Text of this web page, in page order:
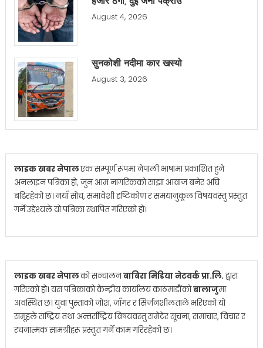
August 4, 2026
सुनकोशी नदीमा कार खस्यो
August 3, 2026
लाइक खबर नेपालएक सम्पूर्ण रूपमा नेपाली भाषामा प्रकाशित हुने
अनलाइन पत्रिका हो, जुन आम नागरिकको साझा आवाज बनेर अघि
बढिरहेको छ। नयाँ सोच, समावेशी दृष्टिकोण र समयानुकूल विषयवस्तु प्रस्तुत
गर्ने उद्देश्यले यो पत्रिका स्थापित गरिएको हो।
लाइक खबर नेपालको सञ्चालनबाबिरा मिडिया नेटवर्क प्रा.लि.द्वारा
गरिएको हो। यस पत्रिकाको केन्द्रीय कार्यालय काठमाडौंकोबालाजुमा
अवस्थित छ। युवा पुस्ताको जोश, जाँगर र सिर्जनशीलताले भरिएको यो
समूहले राष्ट्रिय तथा अन्तर्राष्ट्रिय विषयवस्तु समेटेर सूचना, समाचार, विचार र
रचनात्मक सामग्रीहरू प्रस्तुत गर्ने काम गरिरहेको छ।